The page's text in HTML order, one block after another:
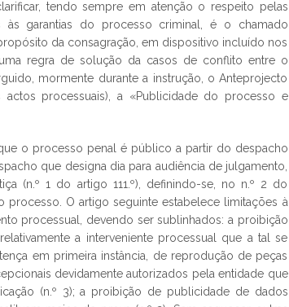
tendo sempre em atenção o respeito pelas
às garantias do processo criminal, é o chamado
da consagração, em dispositivo incluído nos
regra de solução da casos de conflito entre o
mormente durante a instrução, o Anteprojecto
processuais), a «Publicidade do processo e
o processo penal é público a partir do despacho
que designa dia para audiência de julgamento,
(n.º 1 do artigo 111.º), definindo-se, no n.º 2 do
O artigo seguinte estabelece limitações à
processual, devendo ser sublinhados: a proibição
a interveniente processual que a tal se
em primeira instância, de reprodução de peças
devidamente autorizados pela entidade que
(n.º 3); a proibição de publicidade de dados